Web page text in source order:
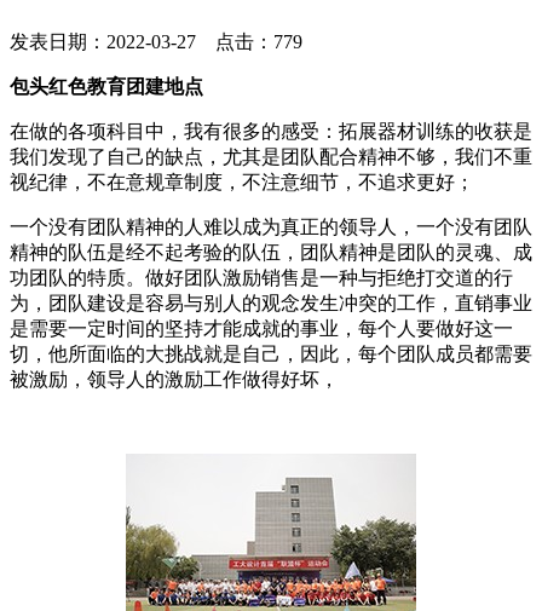
发表日期：2022-03-27 点击：779
包头红色教育团建地点
在做的各项科目中，我有很多的感受：拓展器材训练的收获是
我们发现了自己的缺点，尤其是团队配合精神不够，我们不重
视纪律，不在意规章制度，不注意细节，不追求更好；
一个没有团队精神的人难以成为真正的领导人，一个没有团队
精神的队伍是经不起考验的队伍，团队精神是团队的灵魂、成
功团队的特质。做好团队激励销售是一种与拒绝打交道的行
为，团队建设是容易与别人的观念发生冲突的工作，直销事业
是需要一定时间的坚持才能成就的事业，每个人要做好这一
切，他所面临的大挑战就是自己，因此，每个团队成员都需要
被激励，领导人的激励工作做得好坏，